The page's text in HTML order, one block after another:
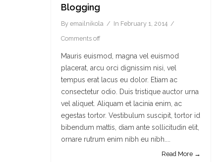
Blogging
By emailnikola In February 1, 2014
Comments off
Mauris euismod, magna vel euismod
placerat, arcu orci dignissim nisi, vel
tempus erat lacus eu dolor. Etiam ac
consectetur odio. Duis tristique auctor urna
vel aliquet. Aliquam et lacinia enim, ac
egestas tortor. Vestibulum suscipit, tortor id
bibendum mattis, diam ante sollicitudin elit,
ornare rutrum enim nibh eu nibh....
Read More →